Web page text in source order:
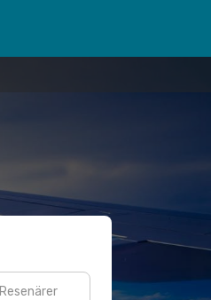
Resenärer